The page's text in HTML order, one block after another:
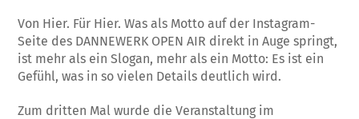
Von Hier. Für Hier. Was als Motto auf der Instagram-
Seite des DANNEWERK OPEN AIR direkt in Auge springt,
ist mehr als ein Slogan, mehr als ein Motto: Es ist ein
Gefühl, was in so vielen Details deutlich wird.
Zum dritten Mal wurde die Veranstaltung im